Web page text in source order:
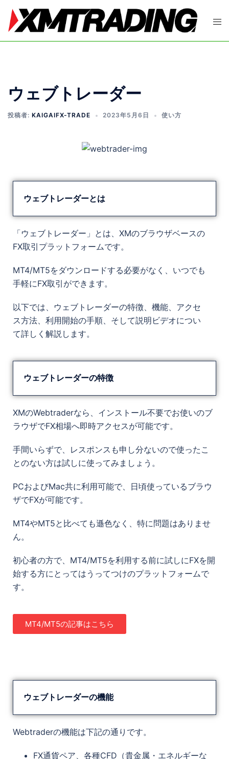
ウェブトレーダー
投稿者: KAIGAIFX-TRADE 2023年5月6日 使い方
ウェブトレーダーとは
「ウェブトレーダー」とは、XMのブラウザベースの
FX取引プラットフォームです。
MT4/MT5をダウンロードする必要がなく、いつでも
手軽にFX取引ができます。
以下では、ウェブトレーダーの特徴、機能、アクセ
ス方法、利用開始の手順、そして説明ビデオについ
て詳しく解説します。
ウェブトレーダーの特徴
XMのWebtraderなら、インストール不要でお使いのブ
ラウザでFX相場へ即時アクセスが可能です。
手間いらずで、レスポンスも申し分ないので使ったこ
とのない方は試しに使ってみましょう。
PCおよびMac共に利用可能で、日頃使っているブラウ
ザでFXが可能です。
MT4やMT5と比べても遜色なく、特に問題はありませ
ん。
初心者の方で、MT4/MT5を利用する前に試しにFXを開
始する方にとってはうってつけのプラットフォームで
す。
MT4/MT5の記事はこちら
ウェブトレーダーの機能
Webtraderの機能は下記の通りです。
FX通貨ペア、各種CFD（貴金属・エネルギーな